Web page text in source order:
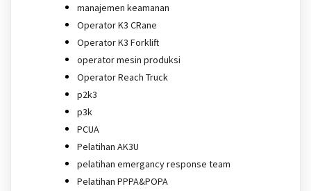
manajemen keamanan
Operator K3 CRane
Operator K3 Forklift
operator mesin produksi
Operator Reach Truck
p2k3
p3k
PCUA
Pelatihan AK3U
pelatihan emergancy response team
Pelatihan PPPA&POPA